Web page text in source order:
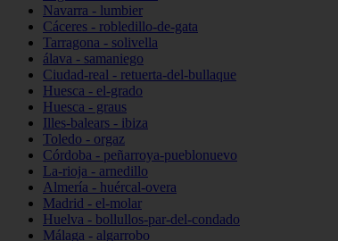
Navarra - lumbier
Cáceres - robledillo-de-gata
Tarragona - solivella
álava - samaniego
Ciudad-real - retuerta-del-bullaque
Huesca - el-grado
Huesca - graus
Illes-balears - ibiza
Toledo - orgaz
Córdoba - peñarroya-pueblonuevo
La-rioja - arnedillo
Almería - huércal-overa
Madrid - el-molar
Huelva - bollullos-par-del-condado
Málaga - algarrobo